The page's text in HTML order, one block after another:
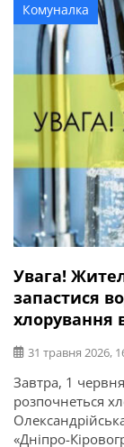
Комуналка
Увага!
запастися
хлорування
31 травня 2026,
Завтра, 1
розпочнеться
«Дніпро-